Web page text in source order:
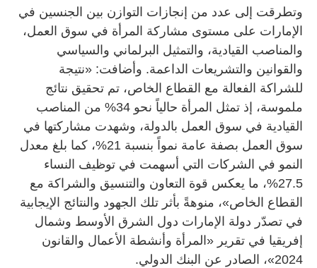
وتطرقت إلى عدد من إنجازات التوازن بين الجنسين في
الإمارات على مستوى مشاركة المرأة في سوق العمل،
والمناصب القيادية، والتمثيل البرلماني والسياسي
والقوانين والتشريعات الداعمة. وأضافت: «نتيجة
للشراكة الفعالة مع القطاع الخاص، تم تحقيق نتائج
ملموسة، إذ تمثل المرأة حالياً نحو 34% من المناصب
القيادية في سوق العمل بالدولة، وشهدت مشاركتها في
سوق العمل بصفة عامة نمواً بنسبة 21%، كما بلغ معدل
النمو في الشركات التي أسهمت في توظيف النساء
27.5%، ما يعكس قوة التعاون والتنسيق والشراكة مع
القطاع الخاص»، منوهةً بأثر تلك الجهود والنتائج الإيجابية
في تصدّر دولة الإمارات دول الشرق الأوسط وشمال
إفريقيا في تقرير «المرأة وأنشطة الأعمال والقانون
2024»، الصادر عن البنك الدولي.